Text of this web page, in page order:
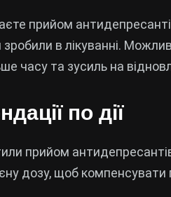
прийом
зробили в лікуванні.
часу та зусиль на
по дії
прийом
дозу, щоб